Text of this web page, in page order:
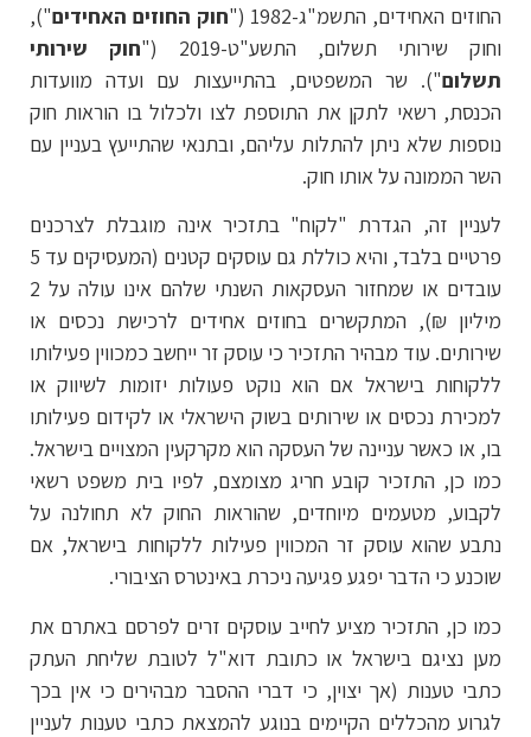
החוזים האחידים, התשמ"ג-1982 ("
חוק החוזים האחידים"),
וחוק שירותי תשלום, התשע"ט-2019 ("
חוק שירותי
תשלום"). שר המשפטים, בהתייעצות עם ועדה מוועדות
הכנסת, רשאי לתקן את התוספת לצו ולכלול בו הוראות חוק
נוספות שלא ניתן להתלות עליהם, ובתנאי שהתייעץ בעניין עם
השר הממונה על אותו חוק.
לעניין זה, הגדרת "לקוח" בתזכיר אינה מוגבלת לצרכנים
פרטיים בלבד, והיא כוללת גם עוסקים קטנים (המעסיקים עד 5
עובדים או שמחזור העסקאות השנתי שלהם אינו עולה על 2
מיליון ₪), המתקשרים בחוזים אחידים לרכישת נכסים או
שירותים. עוד מבהיר התזכיר כי עוסק זר ייחשב כמכווין פעילותו
ללקוחות בישראל אם הוא נוקט פעולות יזומות לשיווק או
למכירת נכסים או שירותים בשוק הישראלי או לקידום פעילותו
בו, או כאשר עניינה של העסקה הוא מקרקעין המצויים בישראל.
כמו כן, התזכיר קובע חריג מצומצם, לפיו בית משפט רשאי
לקבוע, מטעמים מיוחדים, שהוראות החוק לא תחולנה על
נתבע שהוא עוסק זר המכווין פעילות ללקוחות בישראל, אם
שוכנע כי הדבר יפגע פגיעה ניכרת באינטרס הציבורי.
כמו כן, התזכיר מציע לחייב עוסקים זרים לפרסם באתרם את
מען נציגם בישראל או כתובת דוא"ל לטובת שליחת העתק
כתבי טענות (אך יצוין, כי דברי ההסבר מבהירים כי אין בכך
לגרוע מהכללים הקיימים בנוגע להמצאת כתבי טענות לעניין